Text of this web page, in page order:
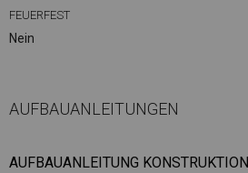
FEUERFEST
Nein
AUFBAUANLEITUNGEN
AUFBAUANLEITUNG KONSTRUKTION